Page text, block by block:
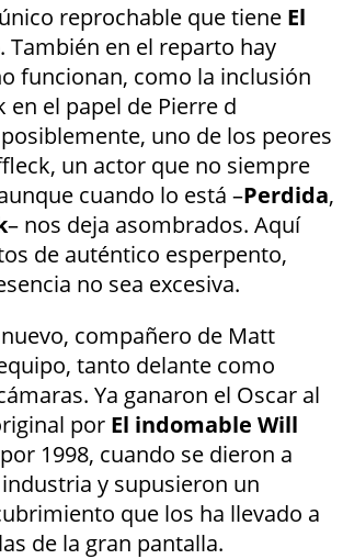
reprochable que tiene El
. También en el reparto hay
funcionan, como la inclusión
en el papel de Pierre d
posiblemente, uno de los peores
un actor que no siempre
cuando lo está –Perdida,
– nos deja asombrados. Aquí
de auténtico esperpento,
no sea excesiva.
compañero de Matt
tanto delante como
Ya ganaron el Oscar al
por El indomable Will
1998, cuando se dieron a
y supusieron un
que los ha llevado a
de la gran pantalla.